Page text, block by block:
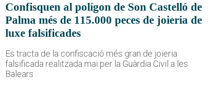
Confisquen al polígon de Son Castelló de
Palma més de 115.000 peces de joieria de
luxe falsificades
Es tracta de la confiscació més gran de joieria
falsificada realitzada mai per la Guàrdia Civil a les
Balears